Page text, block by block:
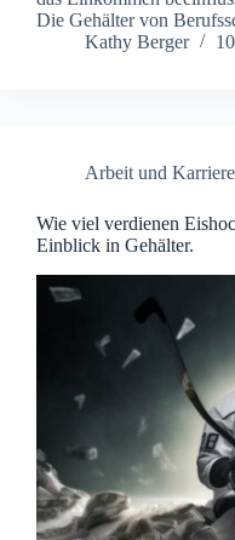
Die Gehälter von
Kathy Berger
Arbeit und Karriere
Wie viel verdienen
Einblick in Gehälter.